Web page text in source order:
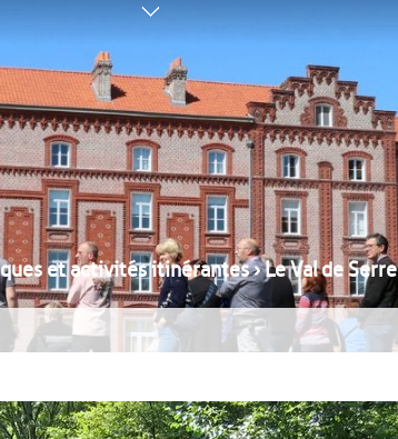
et activités itinérantes›Le Val de Serre